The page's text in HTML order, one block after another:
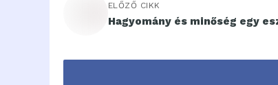
ELŐZŐ CIKK
Hagyomány és minőség egy